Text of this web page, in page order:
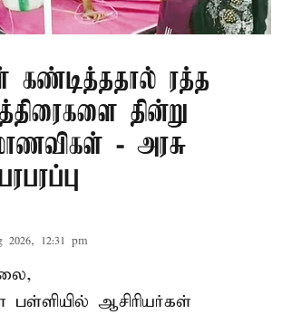
கண்டித்ததால் ரத்த
தின்று
- அரசு
2026, 12:31 pm
ஆசிரியர்கள்